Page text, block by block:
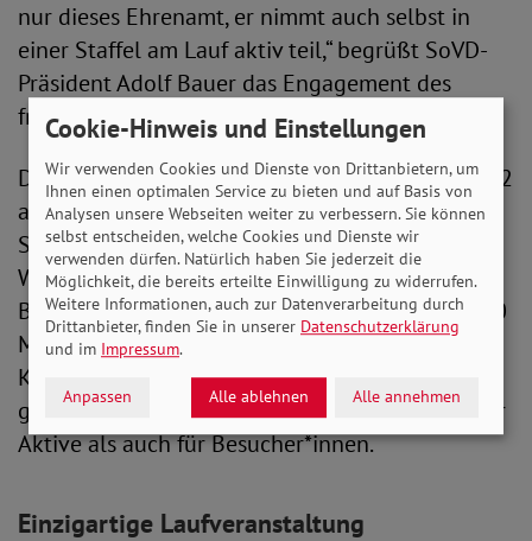
nur dieses Ehrenamt, er nimmt auch selbst in
einer Staffel am Lauf aktiv teil,“ begrüßt SoVD-
Präsident Adolf Bauer das Engagement des
früheren Grünen-Bundestagsabgeordneten
Der SoVD-Inklusionslauf startet am 25. Juni 2022
auf dem Tempelhofer Feld in Berlin.
Starter*innen können in sechs verschiedenen
Wettbewerben an den Start gehen: Dem
Bambinilauf (300 Meter), dem Staffellauf (4x400
Meter) sowie Läufe über 1 Kilometer, 2,5
Kilometer, 5 Kilometer und 10 Kilometer. Dazu
gibt es ein buntes Rahmenprogramm sowohl für
Aktive als auch für Besucher*innen.
Einzigartige Laufveranstaltung
Cookie-Hinweis und Einstellungen
Wir verwenden Cookies und Dienste von Drittanbietern, um
Ihnen einen optimalen Service zu bieten und auf Basis von
Analysen unsere Webseiten weiter zu verbessern. Sie können
selbst entscheiden, welche Cookies und Dienste wir
verwenden dürfen. Natürlich haben Sie jederzeit die
Möglichkeit, die bereits erteilte Einwilligung zu widerrufen.
Weitere Informationen, auch zur Datenverarbeitung durch
Drittanbieter, finden Sie in unserer Datenschutzerklärung
und im Impressum.
Anpassen Alle ablehnen Alle annehmen